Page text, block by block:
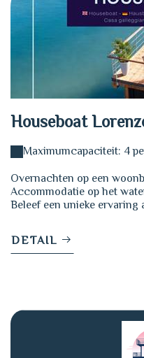
Houseboat
Maximumcapaciteit: 4
Overnachten op een
Accommodatie op het
Beleef een unieke ervaring
DETAIL